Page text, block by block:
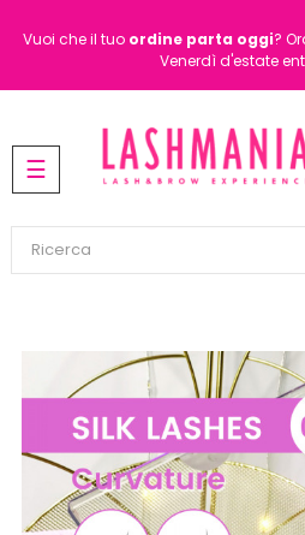
Vuoi che il tuo ordine parta oggi?
Venerdì d'estate
navigazione
Toggle
☰